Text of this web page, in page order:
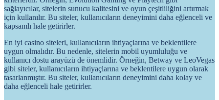
sağlayıcılar, sitelerin sunucu kalitesini ve oyun çeşitliliğini artırmak
için kullanılır. Bu siteler, kullanıcıların deneyimini daha eğlenceli ve
kapsamlı hale getirirler.
En iyi casino siteleri, kullanıcıların ihtiyaçlarına ve beklentilere
uygun olmalıdır. Bu nedenle, sitelerin mobil uyumluluğu ve
kullanıcı dostu arayüzü de önemlidir. Örneğin, Betway ve LeoVegas
gibi siteler, kullanıcıların ihtiyaçlarına ve beklentilere uygun olarak
tasarlanmıştır. Bu siteler, kullanıcıların deneyimini daha kolay ve
daha eğlenceli hale getirirler.